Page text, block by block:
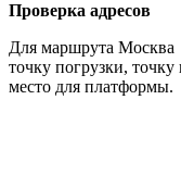
Проверка адресов
Для маршрута Москва
точку погрузки,
место для платформы.